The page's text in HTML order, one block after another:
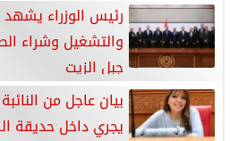
رئيس الوزراء يشهد
والتشغيل وشراء
جبل الزيت
بيان عاجل من
يجري داخل حديقة